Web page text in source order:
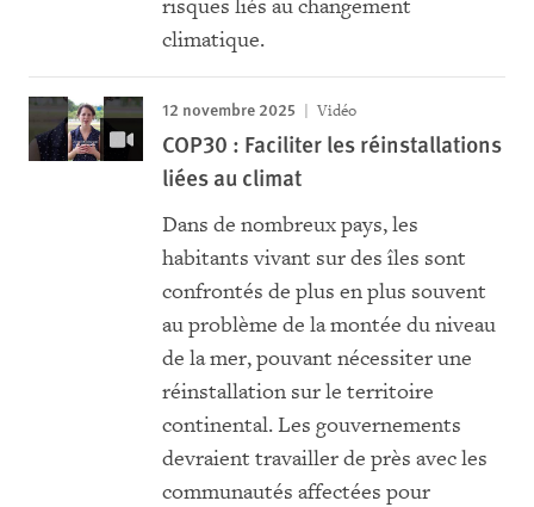
risques liés au changement
climatique.
12 novembre 2025 Vidéo
COP30 : Faciliter les réinstallations
liées au climat
Dans de nombreux pays, les
habitants vivant sur des îles sont
confrontés de plus en plus souvent
au problème de la montée du niveau
de la mer, pouvant nécessiter une
réinstallation sur le territoire
continental. Les gouvernements
devraient travailler de près avec les
communautés affectées pour